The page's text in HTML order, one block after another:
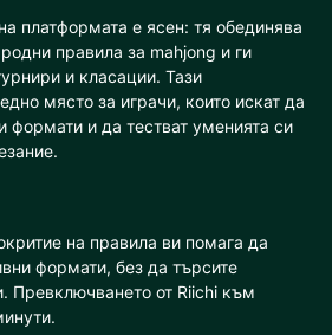
платформата е ясен: тя обединява
правила за mahjong и ги
и класации. Тази
място за играчи, които искат да
формати и да тестват уменията си
на правила ви помага да
формати, без да търсите
Превключването от Riichi към